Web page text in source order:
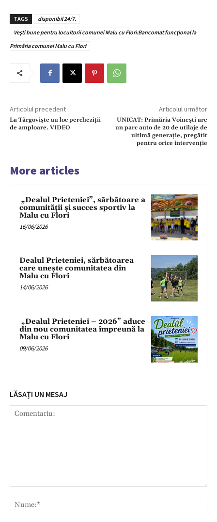
TAGS
disponibil 24/7.
Veşti bune pentru locuitorii comunei Malu cu Flori:Bancomat funcţional la
Primăria comunei Malu cu Flori
Articolul precedent
La Târgoviște au loc percheziții
de amploare. VIDEO
Articolul următor
UNICAT: Primăria Voineşti are
un parc auto de 20 de utilaje de
ultimă generație, pregătit
pentru orice intervenție
More articles
„Dealul Prieteniei”, sărbătoare a
comunității și succes sportiv la
Malu cu Flori
16/06/2026
Dealul Prieteniei, sărbătoarea
care unește comunitatea din
Malu cu Flori
14/06/2026
„Dealul Prieteniei – 2026” aduce
din nou comunitatea împreună la
Malu cu Flori
09/06/2026
LĂSAȚI UN MESAJ